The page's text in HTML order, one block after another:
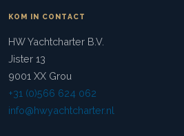
KOM IN CONTACT
HW Yachtcharter B.V.
Jister 13
9001 XX Grou
+31 (0)566 624 062
info@hwyachtcharter.nl